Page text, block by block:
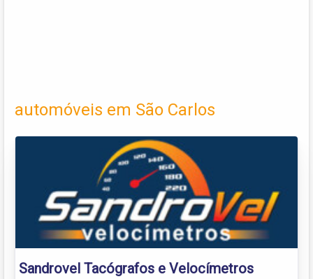
automóveis em São Carlos
Sandrovel Tacógrafos e Velocímetros